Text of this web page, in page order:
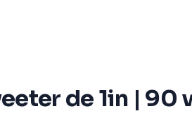
de 1in | 90